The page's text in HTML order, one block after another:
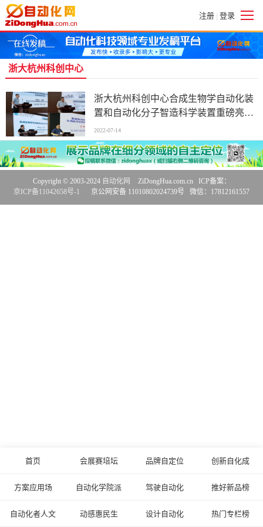
注册 | 登录
浙大杭州科创中心
浙大杭州科创中心合成生物学自动化装
置和自动化分子智造科学装置重磅亮相|
浙江大学西湖学术论坛|聚焦生物制造、
生命健康、绿色化工、农业食品、功能
材料
2022-07-14
首页 会展赛培坛 品牌自定位 创新自化成
方案应用场 自动化学院派 驾驶自动化 推好新品榜
自动化者人文 动感惠民生 设计自动化 热门专栏榜
Copyright © 2003-2024 自动化网
ZiDongHua.com.cn ICP备案：
京ICP备11042658号-1
京公网安备 11010802024739号 微信：17812161557